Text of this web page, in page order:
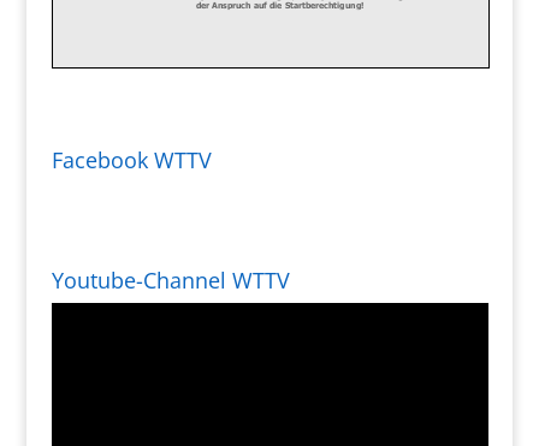
Facebook WTTV
Youtube-Channel WTTV